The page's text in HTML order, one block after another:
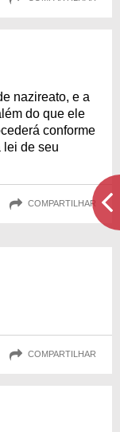
nazireato, e a
do que ele
conforme
lei de seu
COMPARTILHAR
COMPARTILHAR